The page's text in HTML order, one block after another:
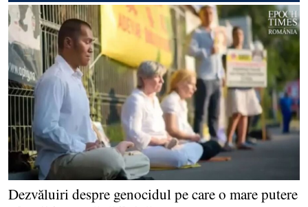
Dezvăluiri despre genocidul pe care o mare putere